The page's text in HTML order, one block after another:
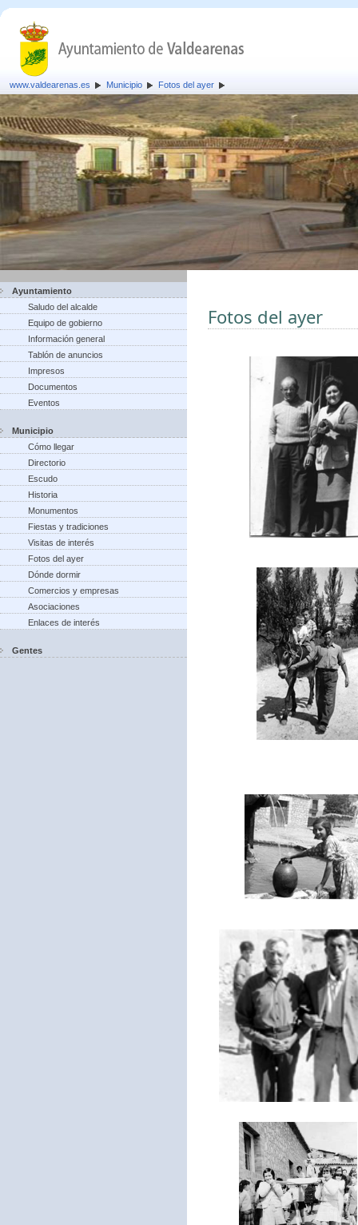
www.valdearenas.es Municipio Fotos del ayer
Ayuntamiento
Saludo del alcalde
Equipo de gobierno
Información general
Tablón de anuncios
Impresos
Documentos
Eventos
Municipio
Cómo llegar
Directorio
Escudo
Historia
Monumentos
Fiestas y tradiciones
Visitas de interés
Fotos del ayer
Dónde dormir
Comercios y empresas
Asociaciones
Enlaces de interés
Gentes
Fotos del ayer